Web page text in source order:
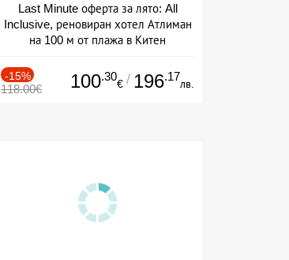
Last Minute оферта за лято: All
Inclusive, реновиран хотел Атлиман
на 100 м от плажа в Китен
-15%
118.00€ 100.30
€ / 196.17
лв.